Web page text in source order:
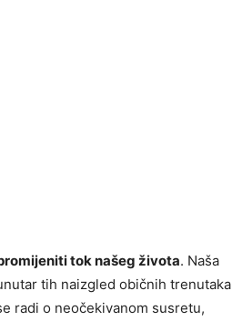
tok našeg života. Naša
tih naizgled običnih trenutaka
radi o neočekivanom susretu,